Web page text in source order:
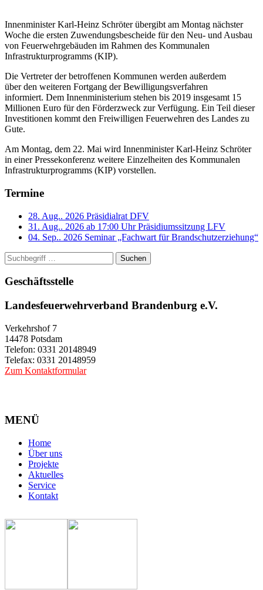
Innenminister Karl-Heinz Schröter übergibt am Montag nächster
Woche die ersten Zuwendungsbescheide für den Neu- und Ausbau
von Feuerwehrgebäuden im Rahmen des Kommunalen
Infrastrukturprogramms (KIP).
Die Vertreter der betroffenen Kommunen werden außerdem
über den weiteren Fortgang der Bewilligungsverfahren
informiert. Dem Innenministerium stehen bis 2019 insgesamt 15
Millionen Euro für den Förderzweck zur Verfügung. Ein Teil dieser
Investitionen kommt den Freiwilligen Feuerwehren des Landes zu
Gute.
Am Montag, dem 22. Mai wird Innenminister Karl-Heinz Schröter
in einer Pressekonferenz weitere Einzelheiten des Kommunalen
Infrastrukturprogramms (KIP) vorstellen.
Termine
28. Aug.. 2026 Präsidialrat DFV
31. Aug.. 2026 ab 17:00 Uhr Präsidiumssitzung LFV
04. Sep.. 2026 Seminar „Fachwart für Brandschutzerziehung“
Suchen
Geschäftsstelle
Landesfeuerwehrverband Brandenburg e.V.
Verkehrshof 7
14478 Potsdam
Telefon: 0331 20148949
Telefax: 0331 20148959
Zum Kontaktformular
MENÜ
Home
Über uns
Projekte
Aktuelles
Service
Kontakt